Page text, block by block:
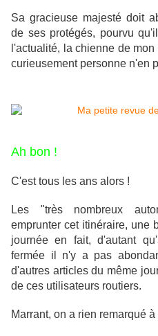
Sa gracieuse majesté doit
de ses protégés, pourvu
l'actualité, la chienne de
curieusement personne n'en
Ah bon !
C'est tous les ans alors !
Les "très nombreux
emprunter cet itinéraire, une
journée en fait, d'autant
fermée il n'y a pas
d'autres articles du même
de ces utilisateurs routiers.
Marrant, on a rien remarqué